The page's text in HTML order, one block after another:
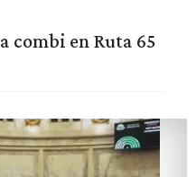
combi en Ruta 65